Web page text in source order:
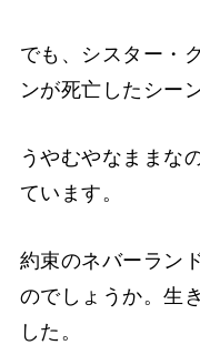
でも、シスター・
ンが死亡したシー
うやむやなままな
ています。
約束のネバーラン
のでしょうか。生
した。